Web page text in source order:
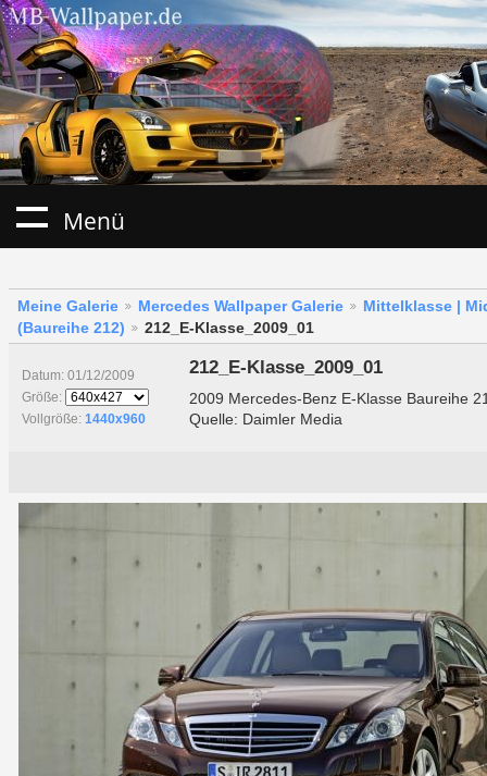
Menü
Meine Galerie Mercedes Wallpaper Galerie
Mittelklasse |
(Baureihe 212)
212_E-Klasse_2009_01
Datum: 01/12/2009
Größe:
Vollgröße: 1440x960
212_E-Klasse_2009_01
2009 Mercedes-Benz E-Klasse Baureihe
Quelle: Daimler Media